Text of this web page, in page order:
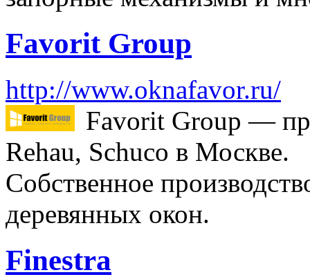
Favorit Group
http://www.oknafavor.ru/
Favorit Group —
Rehau, Schuco в Москве.
Собственное
деревянных окон.
Finestra